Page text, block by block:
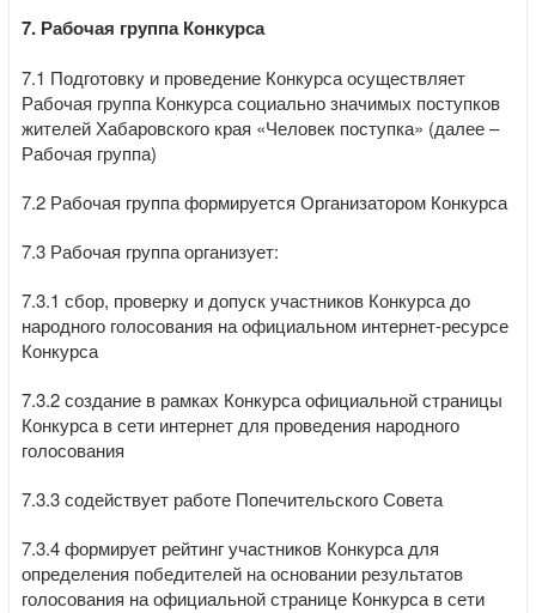
7. Рабочая группа Конкурса
7.1 Подготовку и проведение Конкурса осуществляет
Рабочая группа Конкурса социально значимых поступков
жителей Хабаровского края «Человек поступка» (далее –
Рабочая группа)
7.2 Рабочая группа формируется Организатором Конкурса
7.3 Рабочая группа организует:
7.3.1 сбор, проверку и допуск участников Конкурса до
народного голосования на официальном интернет-ресурсе
Конкурса
7.3.2 создание в рамках Конкурса официальной страницы
Конкурса в сети интернет для проведения народного
голосования
7.3.3 содействует работе Попечительского Совета
7.3.4 формирует рейтинг участников Конкурса для
определения победителей на основании результатов
голосования на официальной странице Конкурса в сети